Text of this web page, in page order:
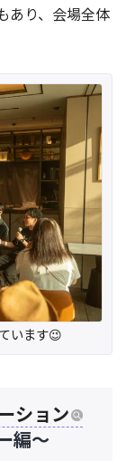
あり、会場全体
います😉
ション
編〜